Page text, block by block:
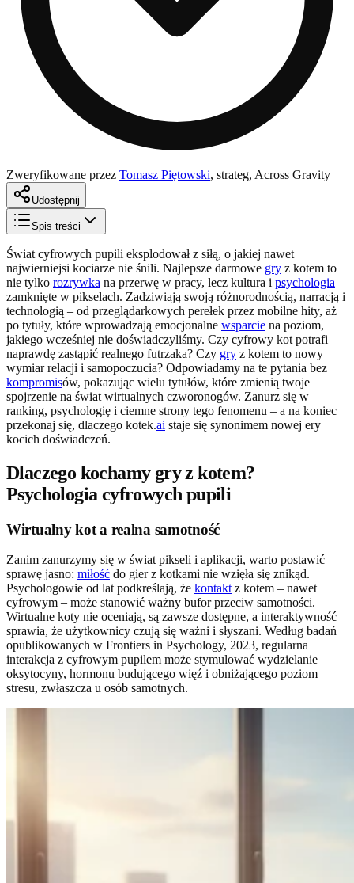
Zweryfikowane przez Tomasz Piętowski, strateg, Across Gravity
Udostępnij
Spis treści
Świat cyfrowych pupili eksplodował z siłą, o jakiej nawet
najwierniejsi kociarze nie śnili. Najlepsze darmowe gry z kotem to
nie tylko rozrywka na przerwę w pracy, lecz kultura i psychologia
zamknięte w pikselach. Zadziwiają swoją różnorodnością, narracją i
technologią – od przeglądarkowych perełek przez mobilne hity, aż
po tytuły, które wprowadzają emocjonalne wsparcie na poziom,
jakiego wcześniej nie doświadczyliśmy. Czy cyfrowy kot potrafi
naprawdę zastąpić realnego futrzaka? Czy gry z kotem to nowy
wymiar relacji i samopoczucia? Odpowiadamy na te pytania bez
kompromisów, pokazując wielu tytułów, które zmienią twoje
spojrzenie na świat wirtualnych czworonogów. Zanurz się w
ranking, psychologię i ciemne strony tego fenomenu – a na koniec
przekonaj się, dlaczego kotek.ai staje się synonimem nowej ery
kocich doświadczeń.
Dlaczego kochamy gry z kotem?
Psychologia cyfrowych pupili
Wirtualny kot a realna samotność
Zanim zanurzymy się w świat pikseli i aplikacji, warto postawić
sprawę jasno: miłość do gier z kotkami nie wzięła się znikąd.
Psychologowie od lat podkreślają, że kontakt z kotem – nawet
cyfrowym – może stanowić ważny bufor przeciw samotności.
Wirtualne koty nie oceniają, są zawsze dostępne, a interaktywność
sprawia, że użytkownicy czują się ważni i słyszani. Według badań
opublikowanych w Frontiers in Psychology, 2023, regularna
interakcja z cyfrowym pupilem może stymulować wydzielanie
oksytocyny, hormonu budującego więź i obniżającego poziom
stresu, zwłaszcza u osób samotnych.